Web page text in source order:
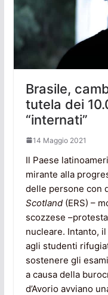
Brasile,
tutela dei
“internati”
14 Maggio 2021
Il Paese
mirante alla
delle persone con
Scotland(ERS) –
scozzese
nucleare. Intanto,
agli studenti
sostenere gli
a causa della
d’Avorio avviano